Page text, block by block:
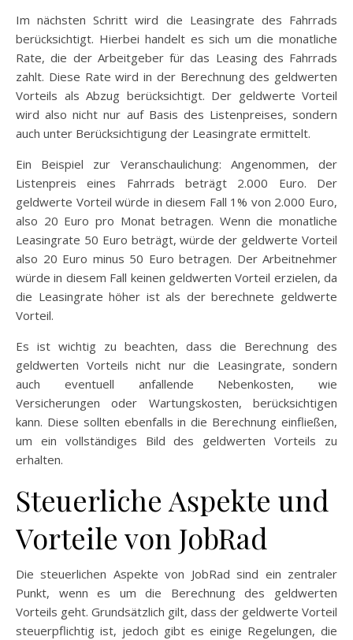
Im nächsten Schritt wird die Leasingrate des Fahrrads
berücksichtigt. Hierbei handelt es sich um die monatliche
Rate, die der Arbeitgeber für das Leasing des Fahrrads
zahlt. Diese Rate wird in der Berechnung des geldwerten
Vorteils als Abzug berücksichtigt. Der geldwerte Vorteil
wird also nicht nur auf Basis des Listenpreises, sondern
auch unter Berücksichtigung der Leasingrate ermittelt.
Ein Beispiel zur Veranschaulichung: Angenommen, der
Listenpreis eines Fahrrads beträgt 2.000 Euro. Der
geldwerte Vorteil würde in diesem Fall 1% von 2.000 Euro,
also 20 Euro pro Monat betragen. Wenn die monatliche
Leasingrate 50 Euro beträgt, würde der geldwerte Vorteil
also 20 Euro minus 50 Euro betragen. Der Arbeitnehmer
würde in diesem Fall keinen geldwerten Vorteil erzielen, da
die Leasingrate höher ist als der berechnete geldwerte
Vorteil.
Es ist wichtig zu beachten, dass die Berechnung des
geldwerten Vorteils nicht nur die Leasingrate, sondern
auch eventuell anfallende Nebenkosten, wie
Versicherungen oder Wartungskosten, berücksichtigen
kann. Diese sollten ebenfalls in die Berechnung einfließen,
um ein vollständiges Bild des geldwerten Vorteils zu
erhalten.
Steuerliche Aspekte und
Vorteile von JobRad
Die steuerlichen Aspekte von JobRad sind ein zentraler
Punkt, wenn es um die Berechnung des geldwerten
Vorteils geht. Grundsätzlich gilt, dass der geldwerte Vorteil
steuerpflichtig ist, jedoch gibt es einige Regelungen, die